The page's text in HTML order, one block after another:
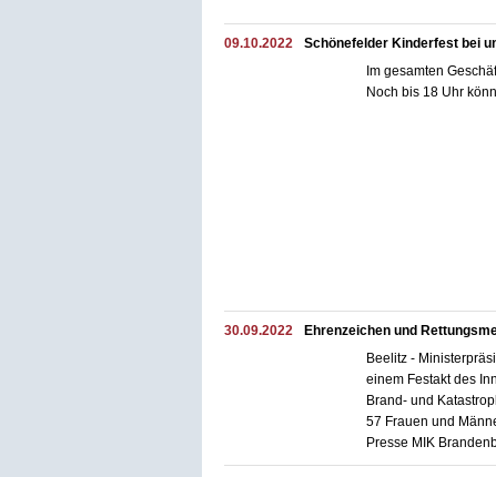
09.10.2022
Schönefelder Kinderfest bei
Im gesamten
Noch bis 18 Uhr
30.09.2022
Ehrenzeichen und
Beelitz -
einem Festakt des
Brand- und
57 Frauen und
Presse MIK